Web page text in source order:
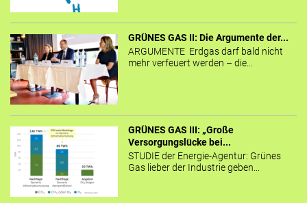
GRÜNES GAS II: Die Argumente der...
ARGUMENTE Erdgas darf bald nicht
mehr verfeuert werden – die...
GRÜNES GAS III: „Große
Versorgungslücke bei...
STUDIE der Energie-Agentur: Grünes
Gas lieber der Industrie geben...